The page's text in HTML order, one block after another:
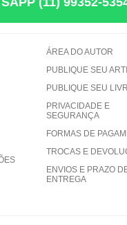
ÁREA DO AUTOR
PUBLIQUE SEU
PUBLIQUE SEU
PRIVACIDADE E
SEGURANÇA
FORMAS DE
TROCAS E
ENVIOS E PRAZO
ENTREGA